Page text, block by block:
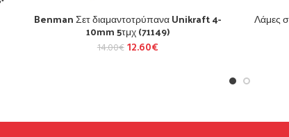
Benman Σετ διαμαντοτρύπανα Unikraft 4-
10mm 5τμχ (71149)
14.00€ 12.60€
Λάμες